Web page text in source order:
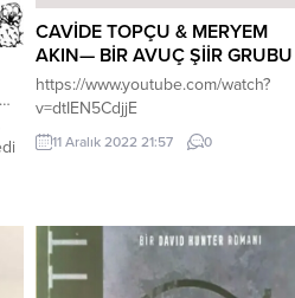
çizdim...
CAVİDE TOPÇU & MERYEM
AKIN— BİR AVUÇ ŞİİR GRUBU
https://www.youtube.com/watch?
v=dtIEN5CdjjE
11 Aralık 2022 21:57 0